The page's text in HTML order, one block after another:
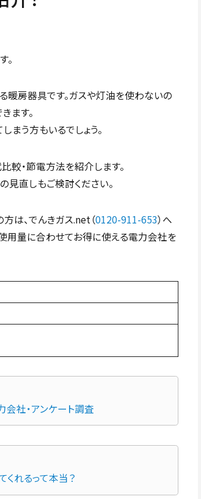
。
暖房器具です。ガスや灯油を使わないの
ます。
まう方もいるでしょう。
・節電方法を紹介します。
直しもご検討ください。
は、でんきガス.net（0120-911-653）へ
用量に合わせてお得に使える電力会社を
社・アンケート調査
れるって本当？